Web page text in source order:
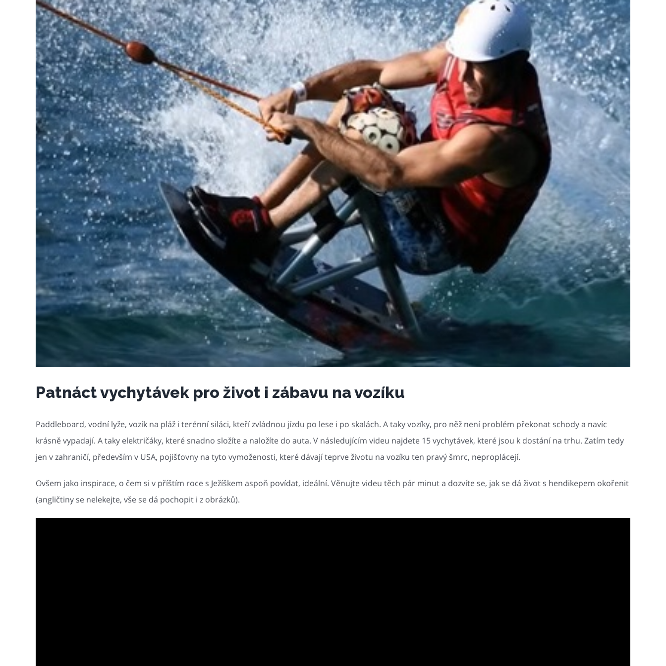
Patnáct vychytávek pro život i zábavu na vozíku
Paddleboard, vodní lyže, vozík na pláž i terénní siláci, kteří zvládnou jízdu po lese i po skalách. A taky vozíky, pro něž není problém překonat schody a navíc
krásně vypadají. A taky električáky, které snadno složíte a naložíte do auta. V následujícím videu najdete 15 vychytávek, které jsou k dostání na trhu. Zatím tedy
jen v zahraničí, především v USA, pojišťovny na tyto vymoženosti, které dávají teprve životu na vozíku ten pravý šmrc, neproplácejí.
Ovšem jako inspirace, o čem si v příštím roce s Ježíškem aspoň povídat, ideální. Věnujte videu těch pár minut a dozvíte se, jak se dá život s hendikepem okořenit
(angličtiny se nelekejte, vše se dá pochopit i z obrázků).